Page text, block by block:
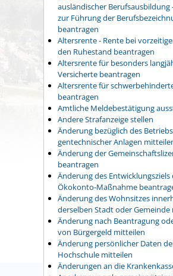
ausländischer Berufsausbildung
zur Führung der
beantragen
Altersrente - Rente bei
den Ruhestand beantragen
Altersrente für besonders
Versicherte beantragen
Altersrente für
beantragen
Amtliche Meldebestätigung
Andere Strafanzeige stellen
Änderung bezüglich des Betriebs
gentechnischer Anlagen
Änderung der
beantragen
Änderung des Entwicklungsziels
Ökokonto-Maßnahme
Änderung des Wohnsitzes
derselben Stadt oder Gemeinde
Änderung nach Beantragung
von Bürgergeld mitteilen
Änderung persönlicher Daten
Hochschule mitteilen
Änderungen an die